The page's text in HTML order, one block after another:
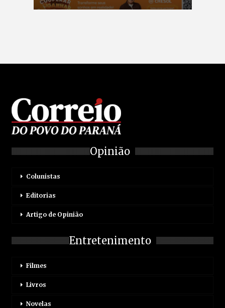
Opinião
Colunistas
Editorias
Artigo de Opinião
Entretenimento
Filmes
Livros
Novelas